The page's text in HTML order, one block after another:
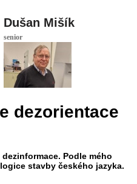
Dušan Mišík
senior
dezorientace
Podle mého
stavby českého jazyka.